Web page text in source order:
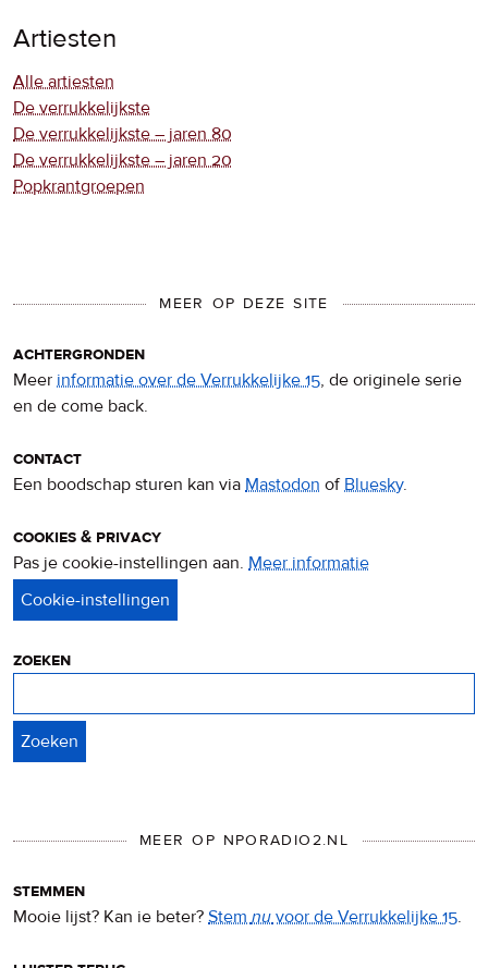
Artiesten
Alle artiesten
De verrukkelijkste
De verrukkelijkste – jaren 80
De verrukkelijkste – jaren 20
Popkrantgroepen
MEER OP DEZE SITE
achtergronden
Meer informatie over de Verrukkelijke 15, de originele serie
en de come back.
contact
Een boodschap sturen kan via Mastodon ofBluesky.
cookies & privacy
Pas je cookie-instellingen aan. Meer informatie
zoeken
MEER OP NPORADIO2.NL
stemmen
Mooie lijst? Kan ie beter? Stemnuvoor de Verrukkelijke 15.